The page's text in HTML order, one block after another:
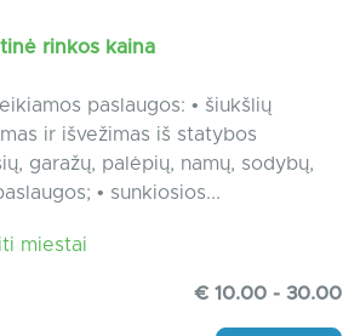
rinkos kaina
paslaugos: • šiukšlių
ir išvežimas iš statybos
garažų, palėpių, namų, sodybų,
• sunkiosios...
miestai
€ 10.00 - 30.00